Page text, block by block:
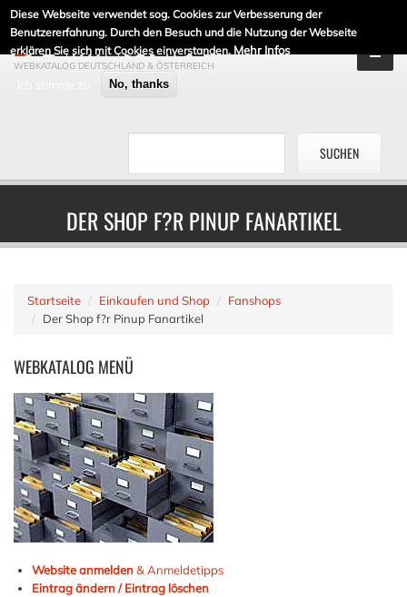
Diese Webseite verwendet sog. Cookies zur Verbesserung der
Benutzererfahrung. Durch den Besuch und die Nutzung der Webseite
erklären Sie sich mit Cookies einverstanden. Mehr Infos
No, thanks
DE-LINKLISTE.DE
WEBKATALOG DEUTSCHLAND & ÖSTERREICH
DER SHOP F?R PINUP FANARTIKEL
Startseite Einkaufen und Shop
Fanshops
Der Shop f?r Pinup Fanartikel
WEBKATALOG MENÜ
Website anmelden& Anmeldetipps
Eintrag ändern / Eintrag löschen